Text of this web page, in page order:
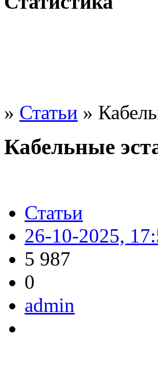
» Статьи »
Кабельные
Статьи
26-10-2025,
5 987
0
admin